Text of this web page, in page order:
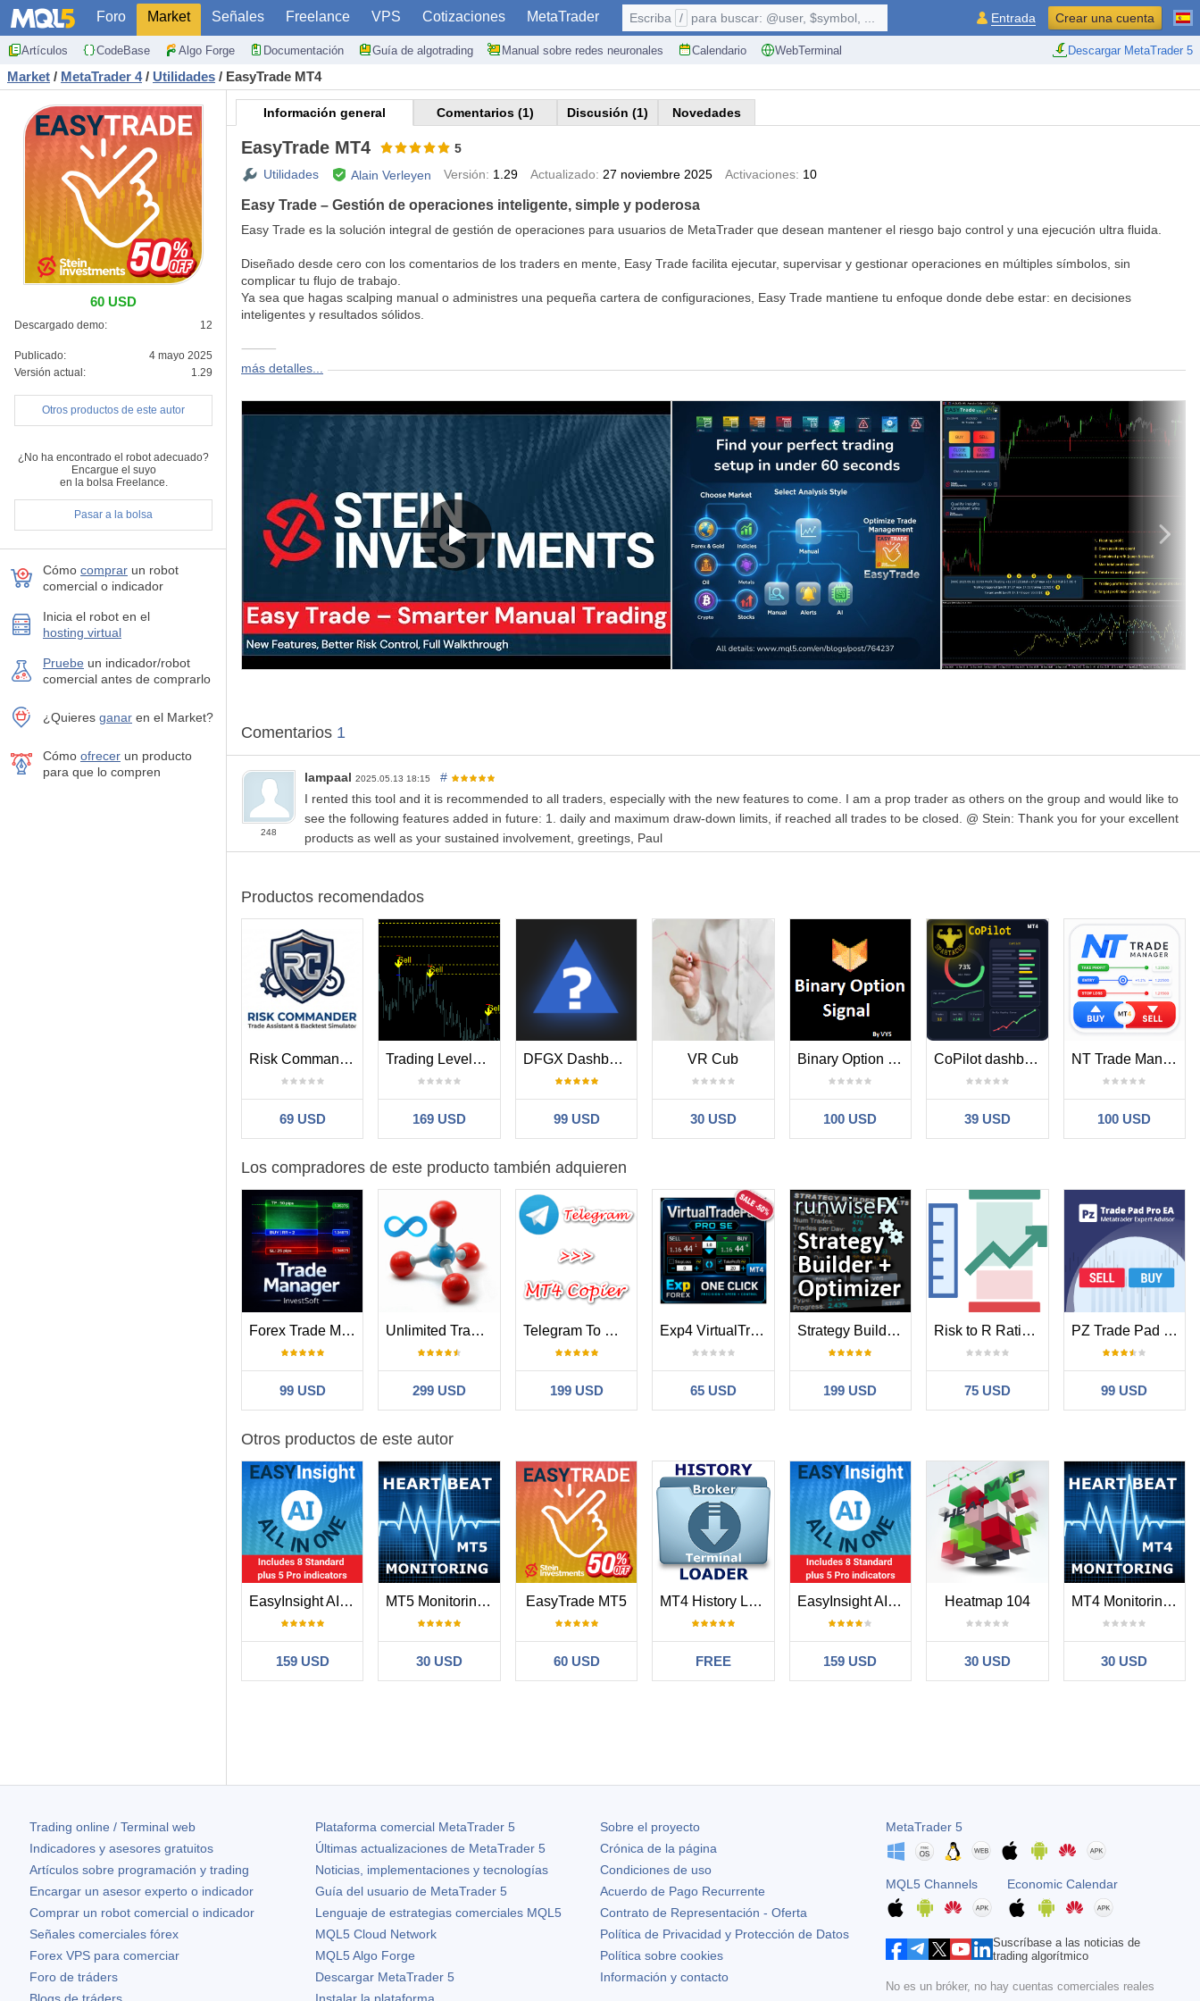
Foro Market Señales Freelance VPS Cotizaciones MetaTrader
Artículos CodeBase Algo Forge Documentación Guía de algotrading Manual sobre redes neuronales Calendario WebTerminal Descargar MetaTrader 5
Escriba / para buscar: @user, $symbol, ... Entrada Crear una cuenta
Market / MetaTrader 4 / Utilidades / EasyTrade MT4
60 USD
Descargado demo: 12
Publicado:
4 mayo 2025
Versión actual:
1.29
Otros productos de este autor
¿No ha encontrado el robot adecuado?
Encargue el suyo
en la bolsa Freelance.
Pasar a la bolsa
Cómo comprar un robot
comercial o indicador
Inicia el robot en el
hosting virtual
Pruebe un indicador/robot
comercial antes de comprarlo
¿Quieres ganar en el Market?
Cómo ofrecer un producto
para que lo compren
Información general Comentarios (1) Discusión (1) Novedades
EasyTrade MT4
5
Utilidades
Alain Verleyen Versión: 1.29 Actualizado: 27 noviembre 2025 Activaciones: 10
Easy Trade – Gestión de operaciones inteligente, simple y poderosa
Easy Trade es la solución integral de gestión de operaciones para usuarios de MetaTrader que desean mantener el riesgo bajo control y una ejecución ultra fluida.
Diseñado desde cero con los comentarios de los traders en mente, Easy Trade facilita ejecutar, supervisar y gestionar operaciones en múltiples símbolos, sin
complicar tu flujo de trabajo.
Ya sea que hagas scalping manual o administres una pequeña cartera de configuraciones, Easy Trade mantiene tu enfoque donde debe estar: en decisiones
inteligentes y resultados sólidos.
⸻
Gestión de riesgos precisa: opera con volumen fijo o define tu riesgo por operación como porcentaje. Información de riesgo y beneficio en tiempo real al alcance
de tu mano.
Trailing basado en cesta: supervisa las ganancias de múltiples operaciones. Asegura beneficios parciales al alcanzar objetivos, ideal para posiciones agrupadas.
Registro de operaciones: cada operación puede capturarse como una captura de pantalla, ideal para diarios, seguimiento y análisis de rendimiento.
Cierres programados: configura una fecha y hora específica para cerrar automáticamente las posiciones abiertas. Perfecto para salidas al final del día o antes
del fin de semana.
Interfaz personalizable: ordena y dimensiona los botones, ajusta los estilos de línea y adapta el diseño del panel a tu pantalla y preferencias.
⸻
Funciones clave (Versión 1.0)
Número mágico y etiquetas de estrategia:
separa fácilmente las operaciones por estrategia usando comentarios personalizados para análisis y seguimiento.
Opciones de tamaño de lote:usa volumen fijo o dimensionamiento basado en riesgo según tu SL y porcentaje de capital.
Trailing stop por cesta:asegura ganancias una vez alcanzado un objetivo personalizable (por ejemplo, bloquear $5 cuando se alcancen $10).
Objetivo de beneficio por cesta:cierra todas las operaciones al alcanzar un beneficio predefinido (por ejemplo, cierre automático al llegar a $20).
cierra todas las operaciones automáticamente en una fecha y hora establecida – útil antes del fin de semana o eventos
Vista previa interactiva de riesgo:
⸻
Actualizaciones futuras (próximamente)
Soporte para órdenes pendientes
Trailing stop por operación
Alertas personalizables
Estamos desarrollando Easy Trade activamente según las necesidades reales de los traders. ¿Tienes una idea o sugerencia? Escríbenos – te escuchamos.
⸻
Diseñado para traders que…
Quieren un flujo de trabajo de gestión de operaciones rápido y ordenado
Prefieren gestionar operaciones manualmente con herramientas más inteligentes
Necesitan seguimiento de riesgo en vivo en múltiples símbolos
Operan configuraciones de corto plazo y necesitan ejecución + seguimiento rápido
Easy Trade simplifica tus decisiones, rastrea tu riesgo y mejora tu confianza al operar.
Disponible ahora para MT4 y MT5 en el Mercado MQL5.
Creado por Stein Investments – Herramientas de calidad para traders serios.
más detalles...
Comentarios 1
248
lampaal 2025.05.13 18:15
#
I rented this tool and it is recommended to all traders, especially with the new features to come. I am a prop trader as others on the group and would like to
see the following features added in future: 1. daily and maximum draw-down limits, if reached all trades to be closed. @ Stein: Thank you for your excellent
products as well as your sustained involvement, greetings, Paul
Productos recomendados
Risk Commander
69 USD
Trading Levels Indicator
169 USD
DFGX Dashboard
99 USD
VR Cub
30 USD
Binary Option Signal
100 USD
CoPilot dashboard MT4
39 USD
NT Trade Manager Panel MT4
100 USD
Los compradores de este producto también adquieren
Forex Trade Manager MT4
99 USD
Unlimited Trade Copier Pro
299 USD
Telegram To MT4 Copier
199 USD
Exp4 VirtualTradePad PRO SE for MT4
65 USD
Strategy Builder plus Optimizer by RunwiseFX MT4
199 USD
Risk to R Ratio Manager
75 USD
PZ Trade Pad Pro MT4
99 USD
Otros productos de este autor
EasyInsight AIO MT5
159 USD
MT5 Monitoring Heartbeat
30 USD
EasyTrade MT5
60 USD
MT4 History Loader
FREE
EasyInsight AIO MT4
159 USD
Heatmap 104
30 USD
MT4 Monitoring Heartbeat
30 USD
Respuesta del desarrolladorAlain Verleyen 2025.05.13 20:19 #
Thanks for your feedback Paul, it's highly appreciated. We will consider your suggestion of course.
Trading online / Terminal web
Indicadores y asesores gratuitos
Artículos sobre programación y trading
Encargar un asesor experto o indicador
Comprar un robot comercial o indicador
Señales comerciales fórex
Forex VPS para comerciar
Foro de tráders
Plataforma comercial MetaTrader 5
Últimas actualizaciones de MetaTrader 5
Noticias, implementaciones y tecnologías
Guía del usuario de MetaTrader 5
Lenguaje de estrategias comerciales MQL5
MQL5 Cloud Network
MQL5 Algo Forge
Descargar MetaTrader 5
Sobre el proyecto
Crónica de la página
Condiciones de uso
Acuerdo de Pago Recurrente
Contrato de Representación - Oferta
Política de Privacidad y Protección de Datos
Política sobre cookies
Información y contacto
MetaTrader 5
MQL5 Channels Economic Calendar
Suscríbase a las noticias de
trading algorítmico
No es un bróker, no hay cuentas comerciales reales